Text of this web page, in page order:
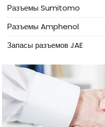
Разъемы Sumitomo
Разъемы Amphenol
Запасы разъемов JAE